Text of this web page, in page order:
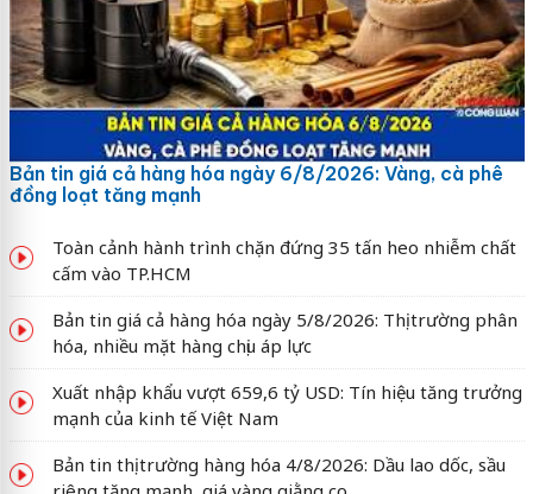
Bản tin giá cả hàng hóa ngày 6/8/2026: Vàng, cà phê
đồng loạt tăng mạnh
Toàn cảnh hành trình chặn đứng 35 tấn heo nhiễm chất
cấm vào TP.HCM
Bản tin giá cả hàng hóa ngày 5/8/2026: Thị trường phân
hóa, nhiều mặt hàng chịu áp lực
Xuất nhập khẩu vượt 659,6 tỷ USD: Tín hiệu tăng trưởng
mạnh của kinh tế Việt Nam
Bản tin thị trường hàng hóa 4/8/2026: Dầu lao dốc, sầu